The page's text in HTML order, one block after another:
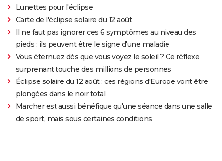
Lunettes pour l'éclipse
Carte de l'éclipse solaire du 12 août
Il ne faut pas ignorer ces 6 symptômes au niveau des
pieds : ils peuvent être le signe d'une maladie
Vous éternuez dès que vous voyez le soleil ? Ce réflexe
surprenant touche des millions de personnes
Éclipse solaire du 12 août : ces régions d'Europe vont être
plongées dans le noir total
Marcher est aussi bénéfique qu'une séance dans une salle
de sport, mais sous certaines conditions